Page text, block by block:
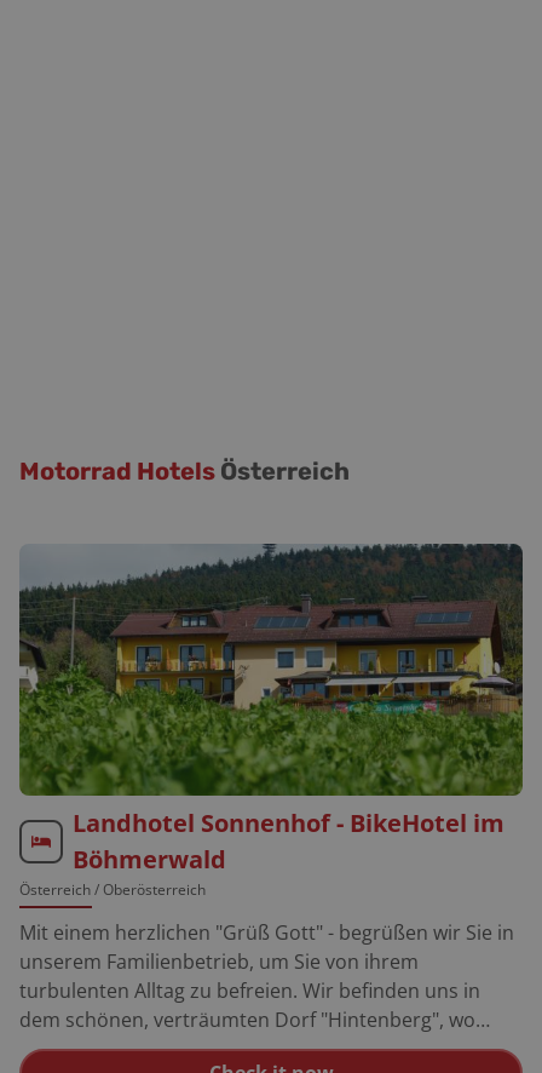
Motorrad Hotels Österreich
Landhotel Sonnenhof - BikeHotel im
Böhmerwald
Österreich/ Oberösterreich
Mit einem herzlichen "Grüß Gott" - begrüßen wir Sie in
unserem Familienbetrieb, um Sie von ihrem
turbulenten Alltag zu befreien. Wir befinden uns in
dem schönen, verträumten Dorf "Hintenberg", wo
schon die Anfahrt ein einzigartige Tour ist. Zudem